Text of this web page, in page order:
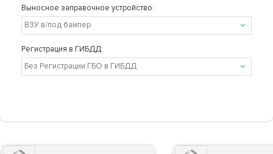
Выносное заправочное устройство:
Регистрация в ГИБДД: